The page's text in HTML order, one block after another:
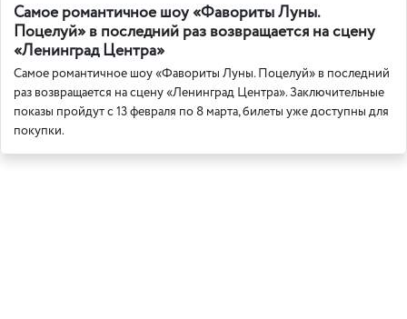
Самое романтичное шоу «Фавориты Луны.
Поцелуй» в последний раз возвращается на сцену
«Ленинград Центра»
Самое романтичное шоу «Фавориты Луны. Поцелуй» в последний
раз возвращается на сцену «Ленинград Центра». Заключительные
показы пройдут с 13 февраля по 8 марта, билеты уже доступны для
покупки.